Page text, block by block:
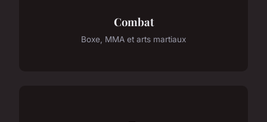
Combat
Boxe, MMA et arts martiaux